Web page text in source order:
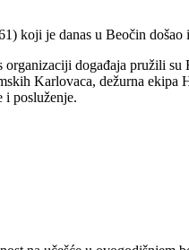
koji je danas u Beočin došao
događaja pružili su
Karlovaca, dežurna ekipa
i posluženje.